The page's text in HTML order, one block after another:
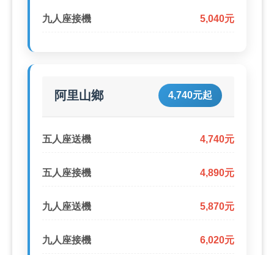
九人座接機 5,040元
阿里山鄉 4,740元起
五人座送機 4,740元
五人座接機 4,890元
九人座送機 5,870元
九人座接機 6,020元